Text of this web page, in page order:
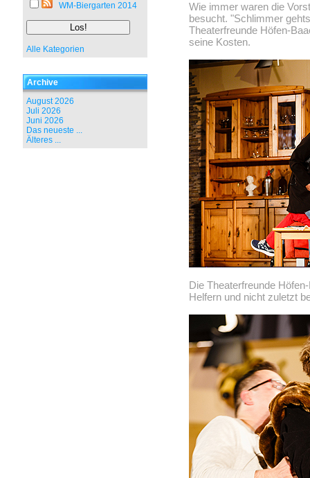
WM-Biergarten 2014
Alle Kategorien
Archive
August 2026
Juli 2026
Juni 2026
Das neueste ...
Älteres ...
Wie immer waren die
besucht. "Schlimmer
Theaterfreunde Höfen-
seine Kosten.
Die Theaterfreunde
Helfern und nicht zuletzt